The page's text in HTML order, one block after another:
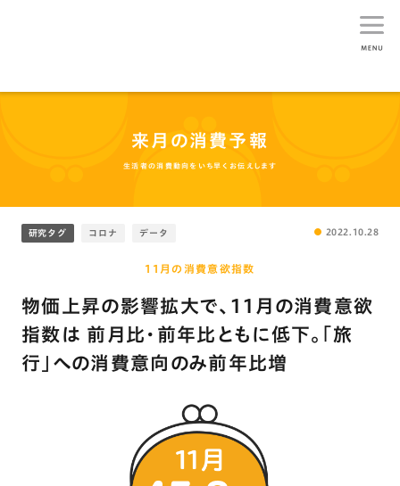
来月の消費予報
生活者の消費動向をいち早くお伝えします
研究タグ コロナ データ 2022.10.28
11月の消費意欲指数
物価上昇の影響拡大で､11月の消費意欲
指数は 前月比･前年比ともに低下。｢旅
行｣への消費意向のみ前年比増